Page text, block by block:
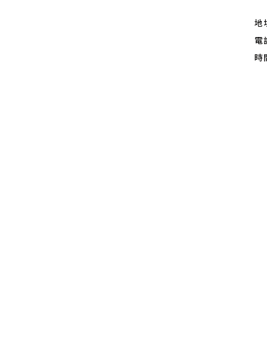
地
電
時